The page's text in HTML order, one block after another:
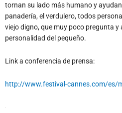
tornan su lado más humano y
panadería, el verdulero, todos
viejo digno, que muy poco pregunta
personalidad del pequeño.
Link a conferencia de prensa:
http://www.festival-cannes.com/es/